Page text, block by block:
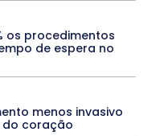
PUBLIEDITORIAL
Grande do Sul
Roraima
SARAMPO
SAÚDE
TECNOLOGIA
TIC TAC
Mais
os procedimentos
de espera no
menos invasivo
coração